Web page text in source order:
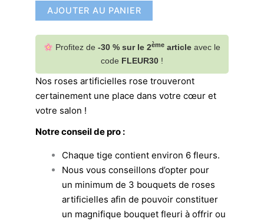
AJOUTER AU PANIER
Profitez de -30 % sur le 2èmearticleavec le
code FLEUR30 !
Nos roses artificielles rose trouveront
certainement une place dans votre cœur et
votre salon !
Notre conseil de pro :
Chaque tige contient environ 6 fleurs.
Nous vous conseillons d’opter pour
un minimum de 3 bouquets de roses
artificielles afin de pouvoir constituer
un magnifique bouquet fleuri à offrir ou